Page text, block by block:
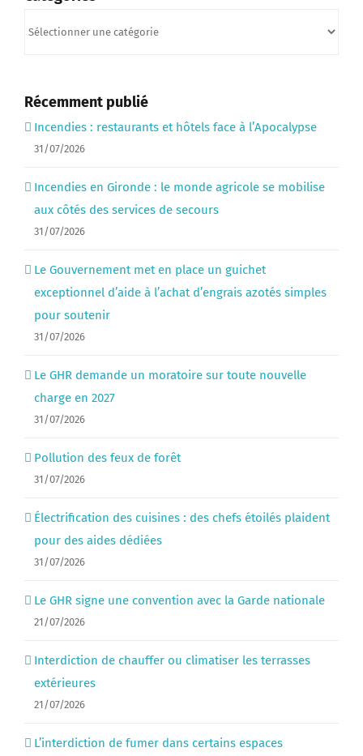
Récemment publié
Incendies : restaurants et hôtels face à l’Apocalypse
31/07/2026
Incendies en Gironde : le monde agricole se mobilise
aux côtés des services de secours
31/07/2026
Le Gouvernement met en place un guichet
exceptionnel d’aide à l’achat d’engrais azotés simples
pour soutenir
31/07/2026
Le GHR demande un moratoire sur toute nouvelle
charge en 2027
31/07/2026
Pollution des feux de forêt
31/07/2026
Électrification des cuisines : des chefs étoilés plaident
pour des aides dédiées
31/07/2026
Le GHR signe une convention avec la Garde nationale
21/07/2026
Interdiction de chauffer ou climatiser les terrasses
extérieures
21/07/2026
L’interdiction de fumer dans certains espaces